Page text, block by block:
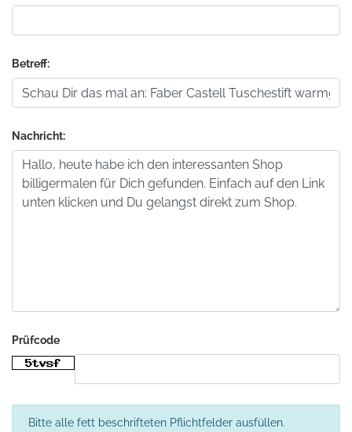
Betreff:
Nachricht:
Prüfcode
Bitte alle fett beschrifteten Pflichtfelder ausfüllen.